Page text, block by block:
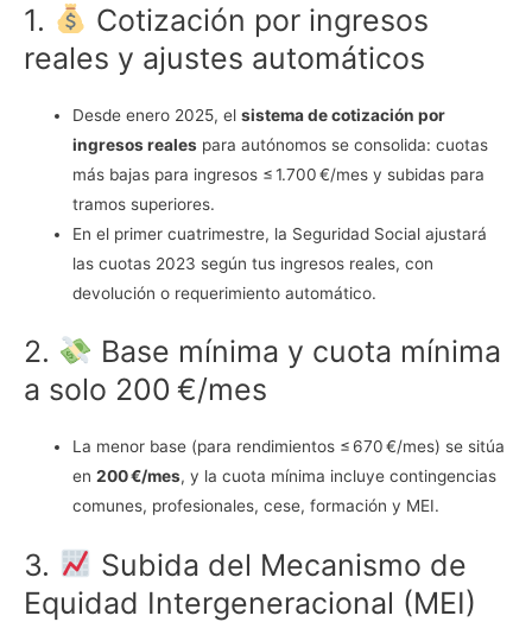
1.
Cotización por ingresos
reales y ajustes automáticos
Desde enero 2025, elsistema de cotización por
ingresos reales para autónomos se consolida: cuotas
más bajas para ingresos ≤ 1.700 €/mes y subidas para
tramos superiores.
En el primer cuatrimestre, la Seguridad Social ajustará
las cuotas 2023 según tus ingresos reales, con
devolución o requerimiento automático.
2.
Base mínima y cuota mínima
a solo 200 €/mes
La menor base (para rendimientos ≤ 670 €/mes) se sitúa
en200 €/mes, y la cuota mínima incluye contingencias
comunes, profesionales, cese, formación y MEI.
3.
Subida del Mecanismo de
Equidad Intergeneracional (MEI)